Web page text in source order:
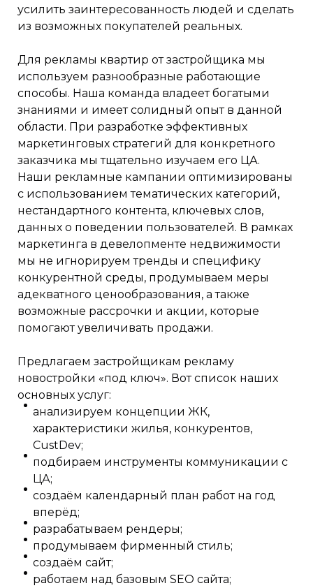
усилить заинтересованность людей и сделать
из возможных покупателей реальных.
Для рекламы квартир от застройщика мы
используем разнообразные работающие
способы. Наша команда владеет богатыми
знаниями и имеет солидный опыт в данной
области. При разработке эффективных
маркетинговых стратегий для конкретного
заказчика мы тщательно изучаем его ЦА.
Наши рекламные кампании оптимизированы
с использованием тематических категорий,
нестандартного контента, ключевых слов,
данных о поведении пользователей. В рамках
маркетинга в девелопменте недвижимости
мы не игнорируем тренды и специфику
конкурентной среды, продумываем меры
адекватного ценообразования, а также
возможные рассрочки и акции, которые
помогают увеличивать продажи.
Предлагаем застройщикам рекламу
новостройки «под ключ». Вот список наших
основных услуг:
анализируем концепции ЖК,
характеристики жилья, конкурентов,
CustDev;
подбираем инструменты коммуникации с
ЦА;
создаём календарный план работ на год
вперёд;
разрабатываем рендеры;
продумываем фирменный стиль;
создаём сайт;
работаем над базовым SEO сайта;